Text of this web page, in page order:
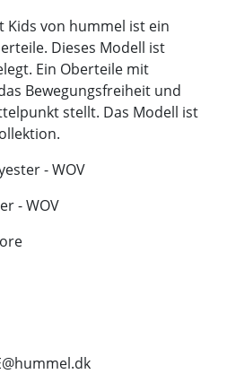
Kids von hummel ist ein
Dieses Modell ist
Ein Oberteile mit
Bewegungsfreiheit und
stellt. Das Modell ist
- WOV
- WOV